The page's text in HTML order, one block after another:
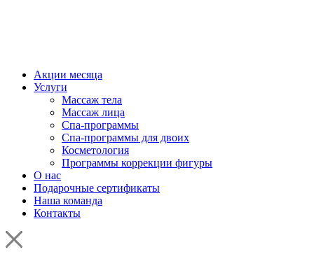
Акции месяца
Услуги
Массаж тела
Массаж лица
Спа-программы
Спа-программы для двоих
Косметология
Программы коррекции фигуры
О нас
Подарочные сертификаты
Наша команда
Контакты